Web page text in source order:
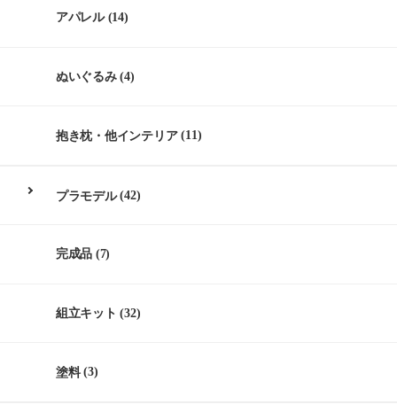
アパレル(14)
ぬいぐるみ(4)
抱き枕・他インテリア(11)
プラモデル(42)
完成品 (7)
組立キット (32)
塗料(3)